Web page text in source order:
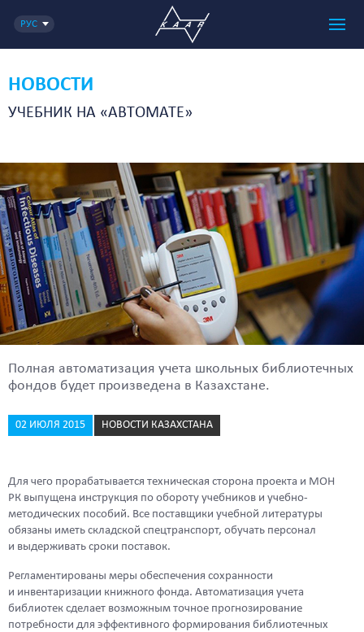
РУС
НОВОСТИ
УЧЕБНИК НА «АВТОМАТЕ»
Полная автоматизация учета школьных библиотечных
фондов будет произведена в Казахстане.
02 ИЮЛЯ 2015 НОВОСТИ КАЗАХСТАНА
Для чего прорабатывается техническая сторона проекта и МОН
РК выпущена инструкция по обороту учебников и учебно-
методических пособий. Все поставщики учебной литературы
обязаны иметь складской спецтранспорт, обучать персонал
и выдерживать сроки поставок.
Регламентированы меры обеспечения сохранности
и инвентаризации книжного фонда. Автоматизация учета
библиотек сделает возможным точное прогнозирование
потребности для эффективного формирования библиотечных